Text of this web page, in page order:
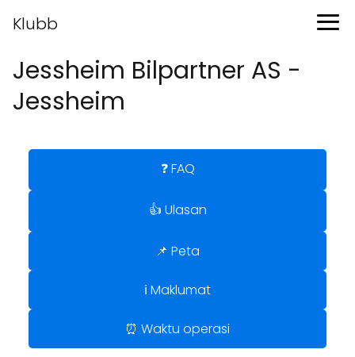
Klubb
Jessheim Bilpartner AS -
Jessheim
❓ FAQ
👍 Ulasan
📌 Peta
ℹ️ Maklumat
⏰ Waktu operasi